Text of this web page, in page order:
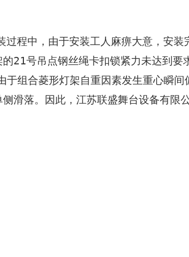
程中，由于安装工人麻痹大意，安
的21号吊点钢丝绳卡扣锁紧力未达到要
于组合菱形灯架自重因素发生重心瞬间
滑落。 因此，江苏联盛舞台设备有限